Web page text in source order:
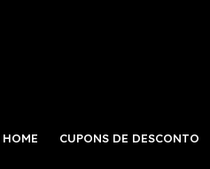
HOME CUPONS DE DESCONTO